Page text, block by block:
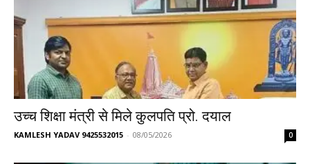
​उच्च शिक्षा मंत्री से मिले कुलपति प्रो. दयाल
KAMLESH YADAV 9425532015 - 08/05/2026 0